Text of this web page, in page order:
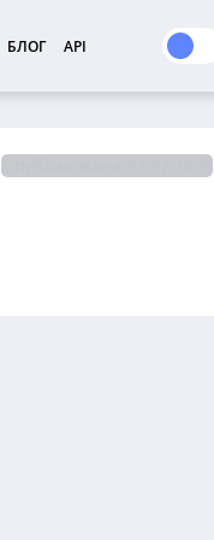
БЛОГ API
Опубликована 02.07.2026